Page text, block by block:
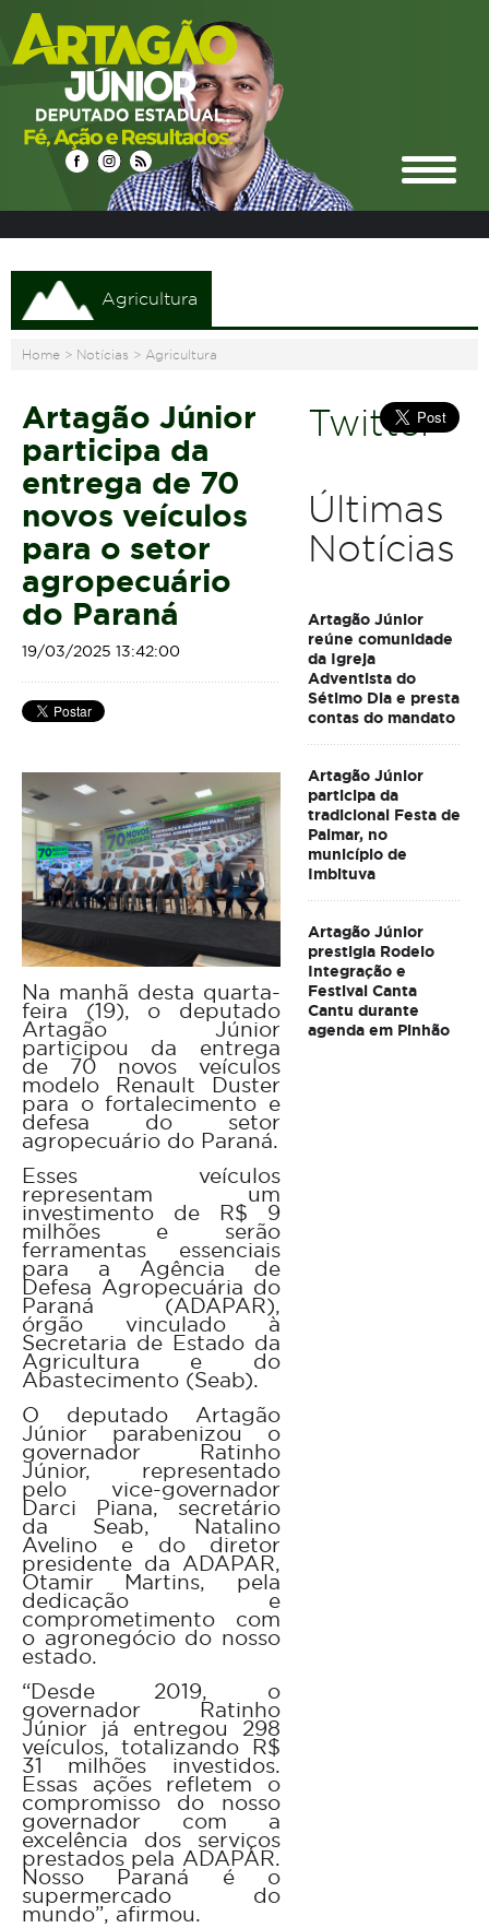
Agricultura
Home > Notícias > Agricultura
Artagão Júnior
participa da
entrega de 70
novos veículos
para o setor
agropecuário
do Paraná
19/03/2025 13:42:00
Na manhã desta quarta-
feira (19), o deputado
Artagão Júnior
participou da entrega
de 70 novos veículos
modelo Renault Duster
para o fortalecimento e
defesa do setor
agropecuário do Paraná.
Esses veículos
representam um
investimento de R$ 9
milhões e serão
ferramentas essenciais
para a Agência de
Defesa Agropecuária do
Paraná (ADAPAR),
órgão vinculado à
Secretaria de Estado da
Agricultura e do
Abastecimento (Seab).
O deputado Artagão
Júnior parabenizou o
governador Ratinho
Júnior, representado
pelo vice-governador
Darci Piana, secretário
da Seab, Natalino
Avelino e do diretor
presidente da ADAPAR,
Otamir Martins, pela
dedicação e
comprometimento com
o agronegócio do nosso
estado.
“Desde 2019, o
governador Ratinho
Júnior já entregou 298
veículos, totalizando R$
31 milhões investidos.
Essas ações refletem o
compromisso do nosso
governador com a
excelência dos serviços
prestados pela ADAPAR.
Nosso Paraná é o
supermercado do
mundo”, afirmou.
Twitter
Últimas
Notícias
Artagão Júnior
reúne comunidade
da Igreja
Adventista do
Sétimo Dia e presta
contas do mandato
Artagão Júnior
participa da
tradicional Festa de
Palmar, no
município de
Imbituva
Artagão Júnior
prestigia Rodeio
Integração e
Festival Canta
Cantu durante
agenda em Pinhão